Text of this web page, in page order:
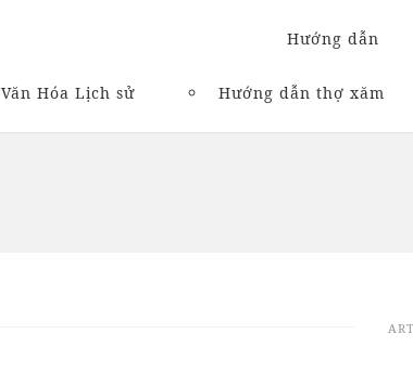
Văn Hóa Lịch sử
Hướng dẫn
Hướng dẫn thợ xăm